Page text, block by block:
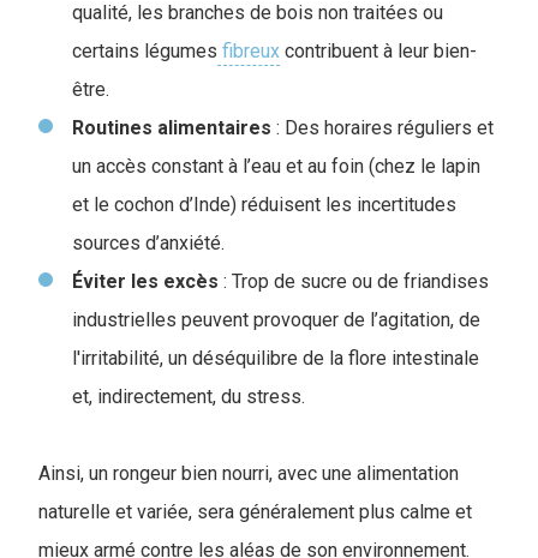
qualité, les branches de bois non traitées ou
certains légumes fibreux contribuent à leur bien-
être.
Routines alimentaires : Des horaires réguliers et
un accès constant à l’eau et au foin (chez le lapin
et le cochon d’Inde) réduisent les incertitudes
sources d’anxiété.
Éviter les excès : Trop de sucre ou de friandises
industrielles peuvent provoquer de l’agitation, de
l'irritabilité, un déséquilibre de la flore intestinale
et, indirectement, du stress.
Ainsi, un rongeur bien nourri, avec une alimentation
naturelle et variée, sera généralement plus calme et
mieux armé contre les aléas de son environnement.